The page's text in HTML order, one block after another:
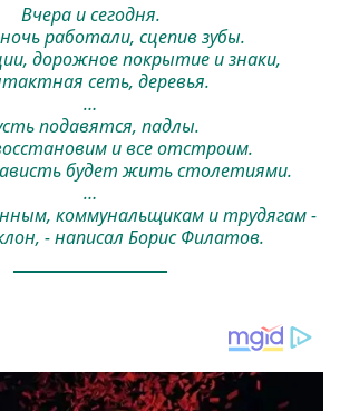
Вчера и сегодня.
работали, сцепив зубы.
дорожное покрытие и знаки,
сеть, деревья.
…
подавятся, падлы.
и все отстроим.
будет жить столетиями.
…
коммунальщикам и трудягам -
- написал Борис Филатов.